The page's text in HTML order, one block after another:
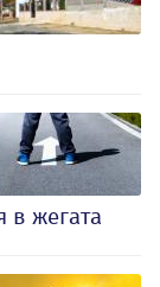
в жегата